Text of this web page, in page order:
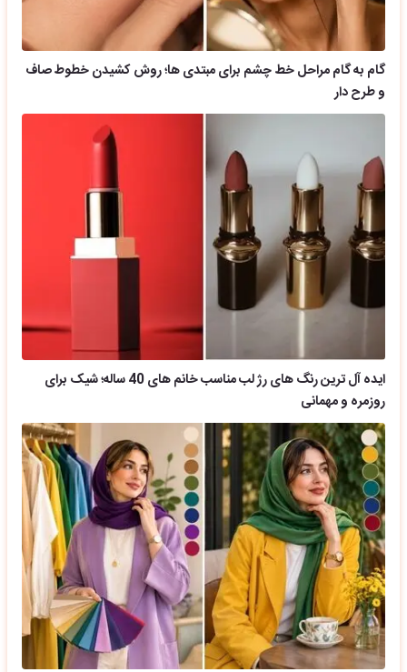
گام به گام مراحل خط چشم برای مبتدی ها؛ روش کشیدن خطوط صاف
و طرح دار
ایده آل ترین رنگ های رژ لب مناسب خانم های 40 ساله؛ شیک برای
روزمره و مهمانی